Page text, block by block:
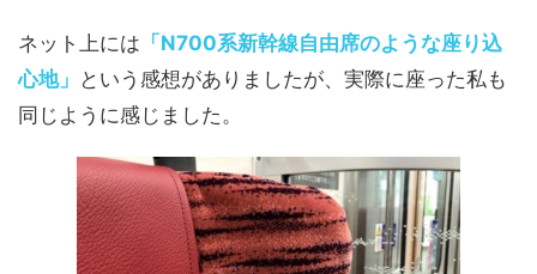
ネット上には 「N700系新幹線自由席のような座り込
心地」 という感想がありましたが、実際に座った私も
同じように感じました。